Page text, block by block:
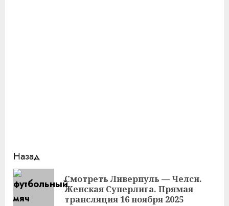
Продолжить
чтение
Назад
Смотреть Ливерпуль — Челси.
Женская Суперлига. Прямая
трансляция 16 ноября 2025